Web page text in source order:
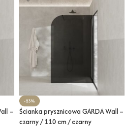
–
-23%
Ścianka prysznicowa GARDA Wall –
czarny / 110 cm / czarny